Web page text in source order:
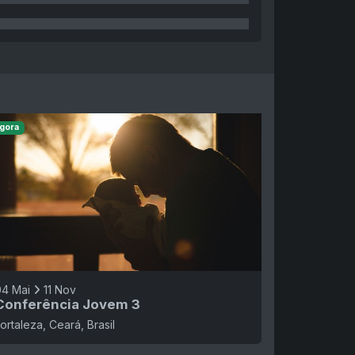
Mai 11 Nov
Jovem 3
Ceará, Brasil